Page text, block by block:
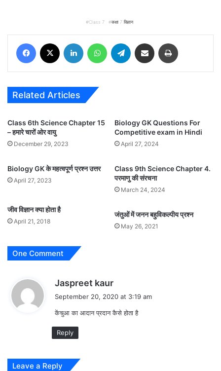
Class 7 कक्षा 7 विज्ञान
Facebook LinkedIn WhatsAppTelegram Share via Email
Related Articles
Class 6th Science Chapter 15
– हमारे चारों ओर वायु
December 29, 2023
Biology GK Questions For
Competitive exam in Hindi
April 27, 2024
Biology GK के महत्वपूर्ण प्रश्न उत्तर
April 27, 2023
Class 9th Science Chapter 4.
परमाणु की संरचना
March 24, 2024
जीव विज्ञान क्या होता है
April 21, 2018
जंतुओं में जनन बहुविकल्पीय प्रश्न
May 26, 2021
One Comment
Jaspreet kaur
s
September 20, 2020 at 3:19 am
केंचुआ का आदान प्रदान कैसे होता है
Reply
Leave a Reply